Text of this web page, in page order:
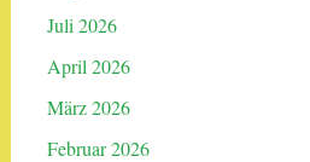
Juli 2026
April 2026
März 2026
Februar 2026